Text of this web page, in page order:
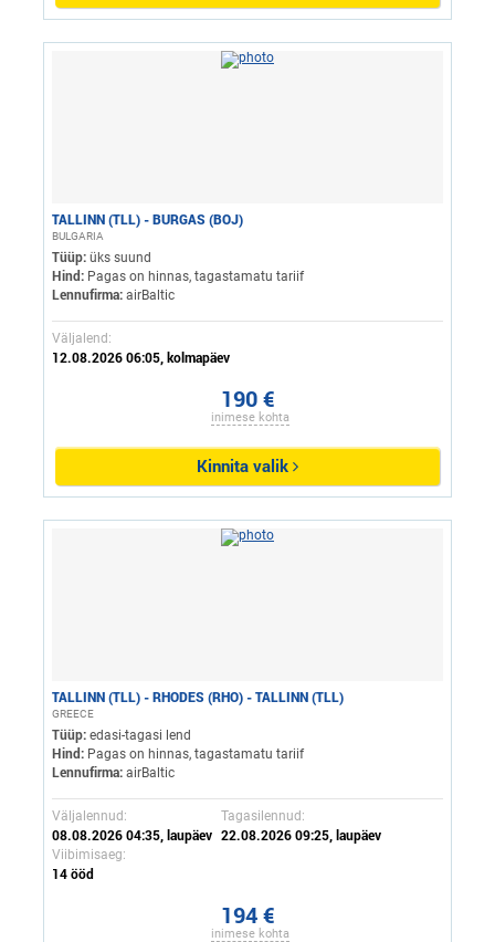
TALLINN (TLL) - BURGAS (BOJ)
BULGARIA
Tüüp: üks suund
Hind: Pagas on hinnas, tagastamatu tariif
Lennufirma: airBaltic
Väljalend:
12.08.2026 06:05, kolmapäev
190 €
inimese kohta
Kinnita valik
TALLINN (TLL) - RHODES (RHO) - TALLINN (TLL)
GREECE
Tüüp: edasi-tagasi lend
Hind: Pagas on hinnas, tagastamatu tariif
Lennufirma: airBaltic
Väljalennud:
08.08.2026 04:35, laupäev
Tagasilennud:
22.08.2026 09:25, laupäev
Viibimisaeg:
14 ööd
194 €
inimese kohta